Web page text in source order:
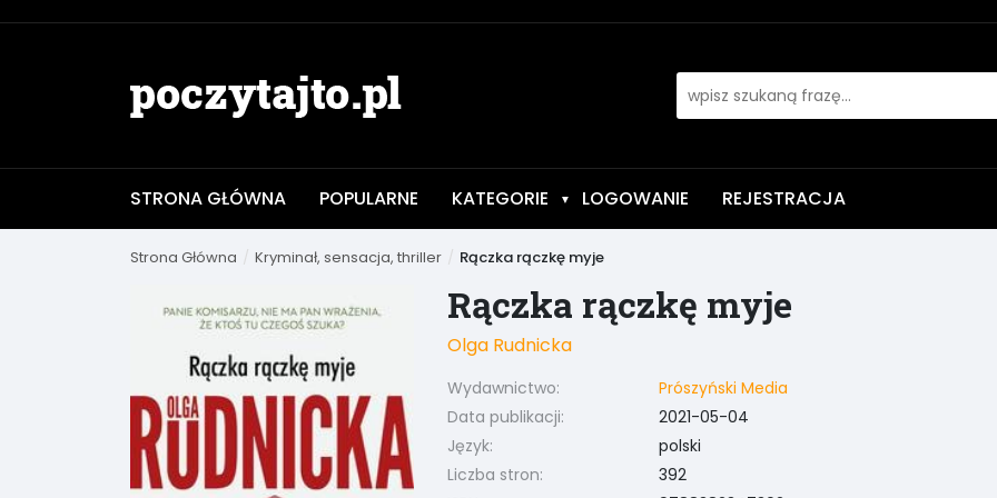
STRONA GŁÓWNA POPULARNE KATEGORIE ▼ LOGOWANIE REJESTRACJA
Strona Główna Kryminał, sensacja, thriller Rączka rączkę myje
Rączka rączkę myje
Olga Rudnicka
Wydawnictwo:
Prószyński Media
Data publikacji:
2021-05-04
Język:
polski
Liczba stron:
392